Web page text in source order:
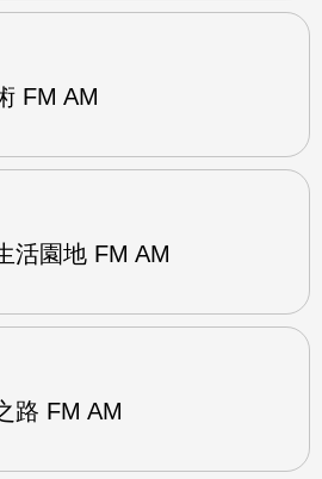
FM AM
活園地 FM AM
路 FM AM